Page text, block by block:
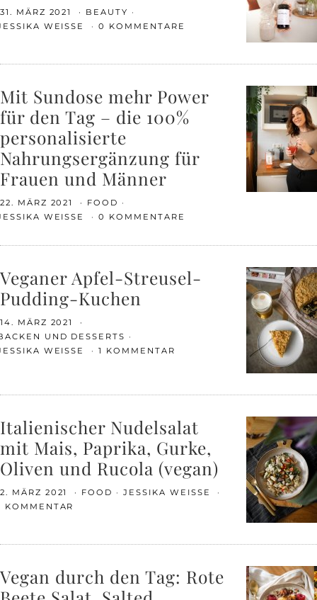
31. MÄRZ 2021
BEAUTY
WEISSE
0 KOMMENTARE
Mit Sundose mehr Power
für den Tag – die 100%
personalisierte
Nahrungsergänzung für
Frauen und Männer
22. MÄRZ 2021
FOOD
WEISSE
0 KOMMENTARE
Veganer Apfel-Streusel-
Pudding-Kuchen
14. MÄRZ 2021
UND DESSERTS
WEISSE
1 KOMMENTAR
Italienischer Nudelsalat
mit Mais, Paprika, Gurke,
Oliven und Rucola (vegan)
2. MÄRZ 2021 FOOD
JESSIKA WEISSE
KOMMENTAR
Vegan durch den Tag: Rote